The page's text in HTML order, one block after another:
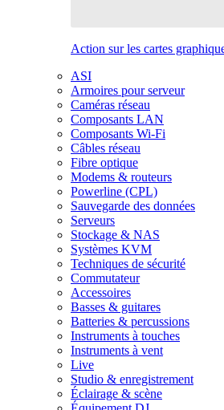
Action sur les cartes
ASI
Armoires pour serveur
Caméras réseau
Composants LAN
Composants Wi-Fi
Câbles réseau
Fibre optique
Modems & routeurs
Powerline (CPL)
Sauvegarde des données
Serveurs
Stockage & NAS
Systèmes KVM
Techniques de sécurité
Commutateur
Accessoires
Basses & guitares
Batteries & percussions
Instruments à touches
Instruments à vent
Live
Studio & enregistrement
Éclairage & scène